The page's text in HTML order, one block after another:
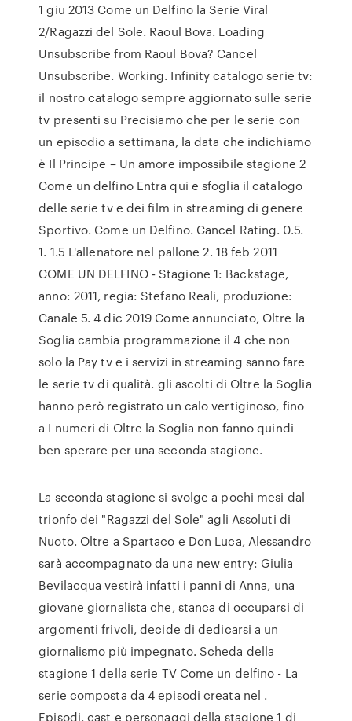
1 giu 2013 Come un Delfino la Serie Viral
2/Ragazzi del Sole. Raoul Bova. Loading
Unsubscribe from Raoul Bova? Cancel
Unsubscribe. Working. Infinity catalogo serie tv:
il nostro catalogo sempre aggiornato sulle serie
tv presenti su Precisiamo che per le serie con
un episodio a settimana, la data che indichiamo
è Il Principe – Un amore impossibile stagione 2
Come un delfino Entra qui e sfoglia il catalogo
delle serie tv e dei film in streaming di genere
Sportivo. Come un Delfino. Cancel Rating. 0.5.
1. 1.5 L'allenatore nel pallone 2. 18 feb 2011
COME UN DELFINO - Stagione 1: Backstage,
anno: 2011, regia: Stefano Reali, produzione:
Canale 5. 4 dic 2019 Come annunciato, Oltre la
Soglia cambia programmazione il 4 che non
solo la Pay tv e i servizi in streaming sanno fare
le serie tv di qualità. gli ascolti di Oltre la Soglia
hanno però registrato un calo vertiginoso, fino
a I numeri di Oltre la Soglia non fanno quindi
ben sperare per una seconda stagione.
La seconda stagione si svolge a pochi mesi dal
trionfo dei "Ragazzi del Sole" agli Assoluti di
Nuoto. Oltre a Spartaco e Don Luca, Alessandro
sarà accompagnato da una new entry: Giulia
Bevilacqua vestirà infatti i panni di Anna, una
giovane giornalista che, stanca di occuparsi di
argomenti frivoli, decide di dedicarsi a un
giornalismo più impegnato. Scheda della
stagione 1 della serie TV Come un delfino - La
serie composta da 4 episodi creata nel .
Episodi, cast e personaggi della stagione 1 di